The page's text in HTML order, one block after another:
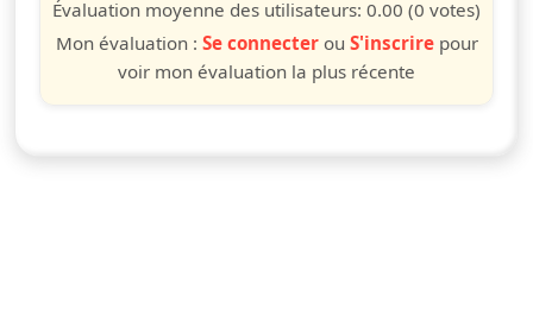
Évaluation moyenne des utilisateurs: 0.00 (0 votes)
Mon évaluation : Se connecterou S'inscrirepour
voir mon évaluation la plus récente